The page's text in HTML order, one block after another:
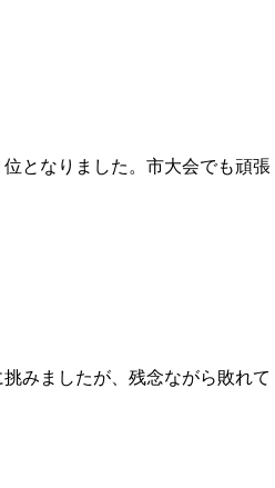
となりました。市大会でも頑張
みましたが、残念ながら敗れて